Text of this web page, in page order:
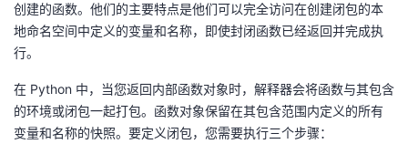
创建的函数。他们的主要特点是他们可以完全访问在创建闭包的本
地命名空间中定义的变量和名称，即使封闭函数已经返回并完成执
行。
在 Python 中，当您返回内部函数对象时，解释器会将函数与其包含
的环境或闭包一起打包。函数对象保留在其包含范围内定义的所有
变量和名称的快照。要定义闭包，您需要执行三个步骤：